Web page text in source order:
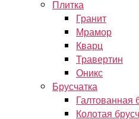
Плитка
Гранит
Мрамор
Кварц
Травертин
Оникс
Брусчатка
Галтованная
Колотая